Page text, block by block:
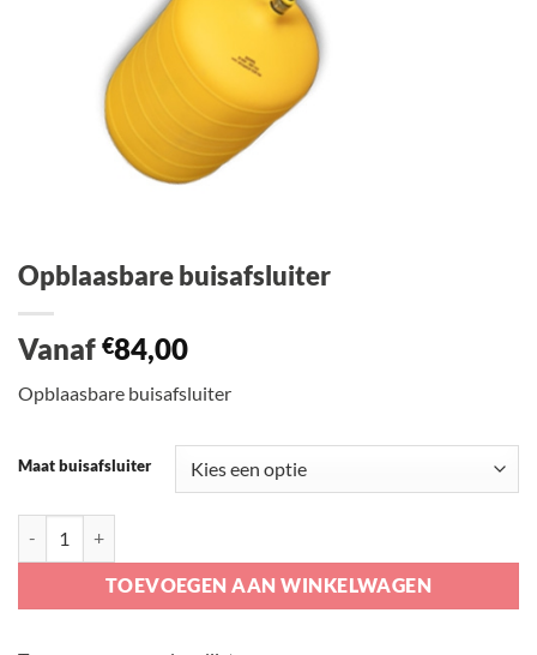
Opblaasbare buisafsluiter
Vanaf €84,00
Opblaasbare buisafsluiter
Maat buisafsluiter
TOEVOEGEN AAN WINKELWAGEN